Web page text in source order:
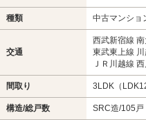
種類 中古マンショ
交通
西武新宿線
東武東上線
ＪＲ川越線
間取り 3LDK（
構造/総戸数 SRC造/105戸